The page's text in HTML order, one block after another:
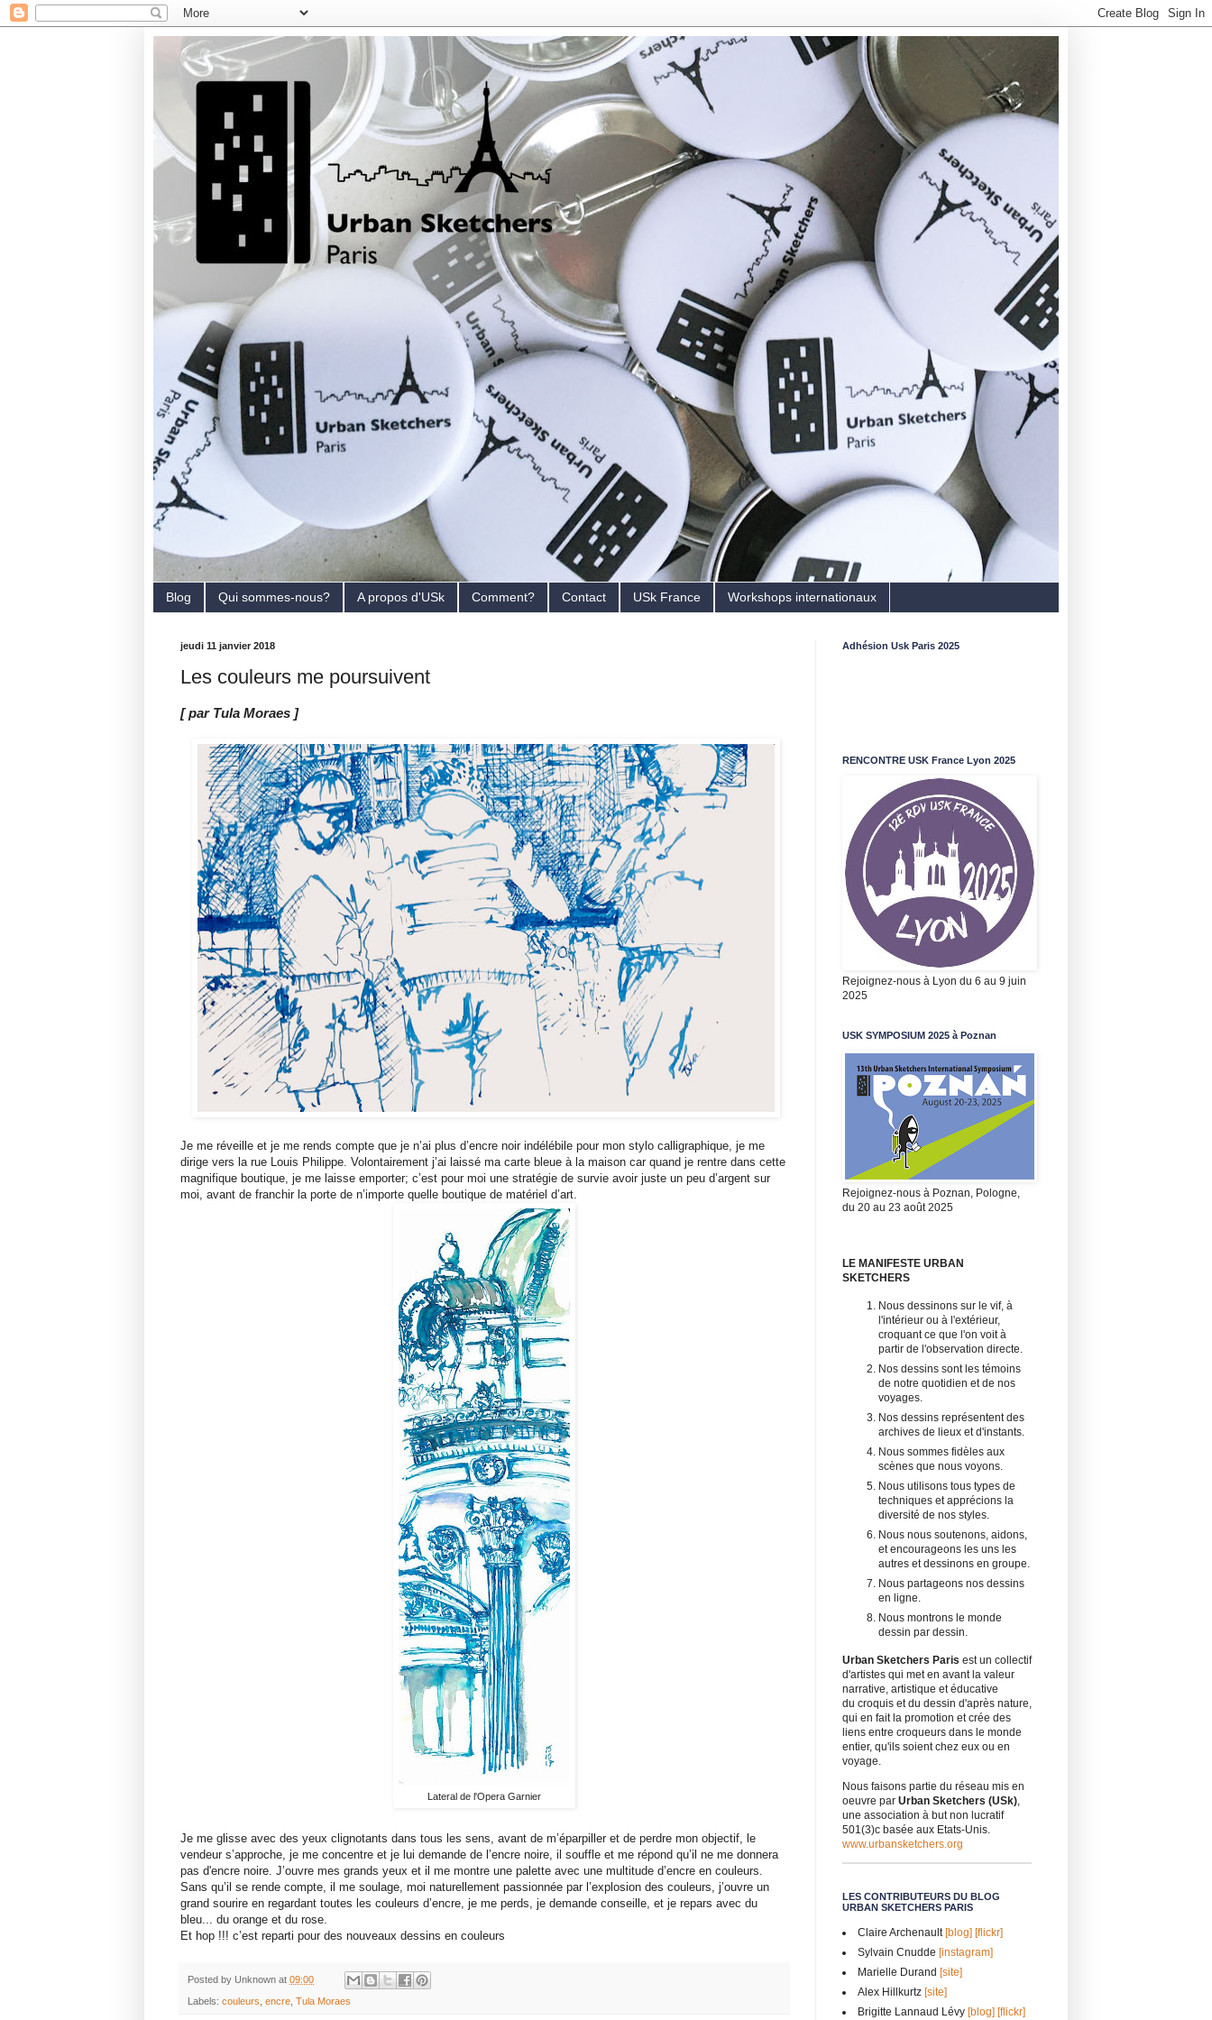
Blog Qui sommes-nous? A propos d'USk Comment? Contact USk France Workshops internationaux
jeudi 11 janvier 2018
Les couleurs me poursuivent
[ par Tula Moraes ]
Je me réveille et je me rends compte que je n’ai plus d’encre noir indélébile pour mon stylo calligraphique, je me
dirige vers la rue Louis Philippe. Volontairement j’ai laissé ma carte bleue à la maison car quand je rentre dans cette
magnifique boutique, je me laisse emporter; c’est pour moi une stratégie de survie avoir juste un peu d’argent sur
moi, avant de franchir la porte de n’importe quelle boutique de matériel d’art.
Lateral de l'Opera Garnier
Je me glisse avec des yeux clignotants dans tous les sens, avant de m’éparpiller et de perdre mon objectif, le
vendeur s’approche, je me concentre et je lui demande de l’encre noire, il souffle et me répond qu’il ne me donnera
pas d'encre noire. J’ouvre mes grands yeux et il me montre une palette avec une multitude d’encre en couleurs.
Sans qu’il se rende compte, il me soulage, moi naturellement passionnée par l’explosion des couleurs, j’ouvre un
grand sourire en regardant toutes les couleurs d’encre, je me perds, je demande conseille, et je repars avec du
bleu... du orange et du rose.
Et hop !!! c’est reparti pour des nouveaux dessins en couleurs
Posted by Unknown at 09:00
Labels: couleurs, encre, Tula Moraes
Adhésion Usk Paris 2025
RENCONTRE USK France Lyon 2025
Rejoignez-nous à Lyon du 6 au 9 juin
2025
USK SYMPOSIUM 2025 à Poznan
Rejoignez-nous à Poznan, Pologne,
du 20 au 23 août 2025
LE MANIFESTE URBAN
SKETCHERS
Nous dessinons sur le vif, à
l'intérieur ou à l'extérieur,
croquant ce que l'on voit à
partir de l'observation directe.
Nos dessins sont les témoins
de notre quotidien et de nos
voyages.
Nos dessins représentent des
archives de lieux et d'instants.
Nous sommes fidèles aux
scènes que nous voyons.
Nous utilisons tous types de
techniques et apprécions la
diversité de nos styles.
Nous nous soutenons, aidons,
et encourageons les uns les
autres et dessinons en groupe.
Nous partageons nos dessins
en ligne.
Nous montrons le monde
dessin par dessin.
Urban Sketchers Paris est un collectif
d'artistes qui met en avant la valeur
narrative, artistique et éducative
du croquis et du dessin d'après nature,
qui en fait la promotion et crée des
liens entre croqueurs dans le monde
entier, qu'ils soient chez eux ou en
voyage.
Nous faisons partie du réseau mis en
oeuvre par Urban Sketchers (USk)
une association à but non lucratif
501(3)c basée aux Etats-Unis.
www.urbansketchers.org
LES CONTRIBUTEURS DU BLOG
URBAN SKETCHERS PARIS
Claire Archenault[blog] [flickr]
Sylvain Cnudde [instagram]
Marielle Durand [site]
Alex Hillkurtz [site]
Brigitte Lannaud Lévy [blog] [flickr]